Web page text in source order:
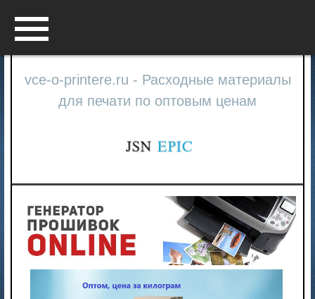
vce-o-printere.ru - Расходные материалы
для печати по оптовым ценам